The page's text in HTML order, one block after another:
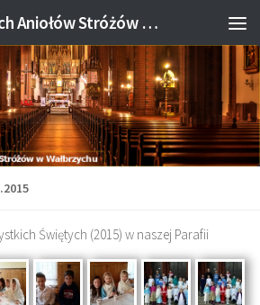
Parafia pw. Świętych Aniołów Stróżów w Wałbrzychu
Świętych (2015) w naszej Parafii